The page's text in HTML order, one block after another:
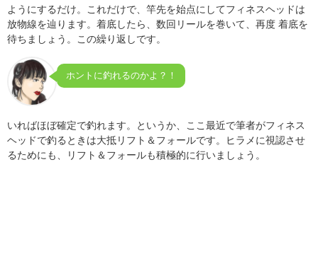
ようにするだけ。これだけで、竿先を始点にしてフィネスヘッドは
放物線を辿ります。着底したら、数回リールを巻いて、再度 着底を
待ちましょう。この繰り返しです。
ホントに釣れるのかよ？！
いればほぼ確定で釣れます。というか、ここ最近で筆者がフィネス
ヘッドで釣るときは大抵リフト＆フォールです。ヒラメに視認させ
るためにも、リフト＆フォールも積極的に行いましょう。